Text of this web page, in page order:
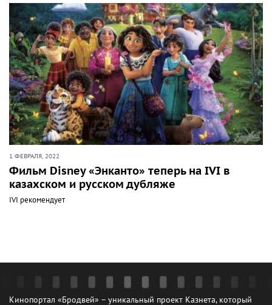
1 ФЕВРАЛЯ, 2022
Фильм Disney «Энканто» теперь на IVI в
казахском и русском дубляже
IVI рекомендует
Кинопортал «Бродвей» – уникальный проект Казнета, который